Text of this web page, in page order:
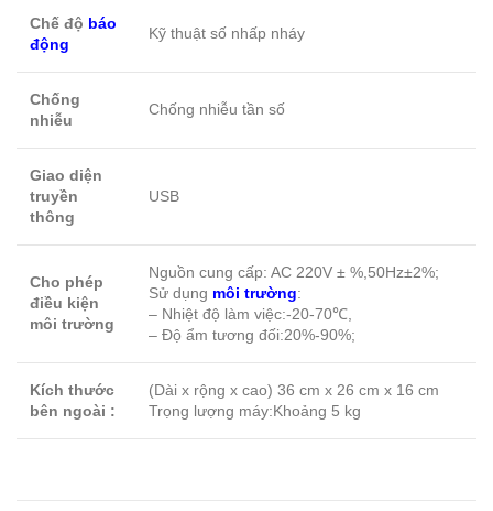
Chế độ báo
động
Kỹ thuật số nhấp nháy
Chống
nhiễu
Chống nhiễu tần số
Giao diện
truyền
thông
USB
Cho phép
điều kiện
môi trường
Nguồn cung cấp: AC 220V ± %,50Hz±2%;
Sử dụng môi trường:
– Nhiệt độ làm việc:-20-70℃,
– Độ ẩm tương đối:20%-90%;
Kích thước
bên ngoài :
(Dài x rộng x cao) 36 cm x 26 cm x 16 cm
Trọng lượng máy:Khoảng 5 kg